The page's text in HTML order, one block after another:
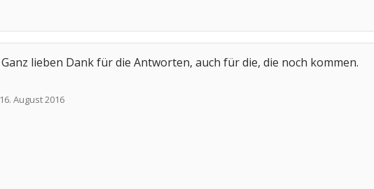
Ganz lieben Dank für die Antworten, auch für die, die noch kommen.
16. August 2016